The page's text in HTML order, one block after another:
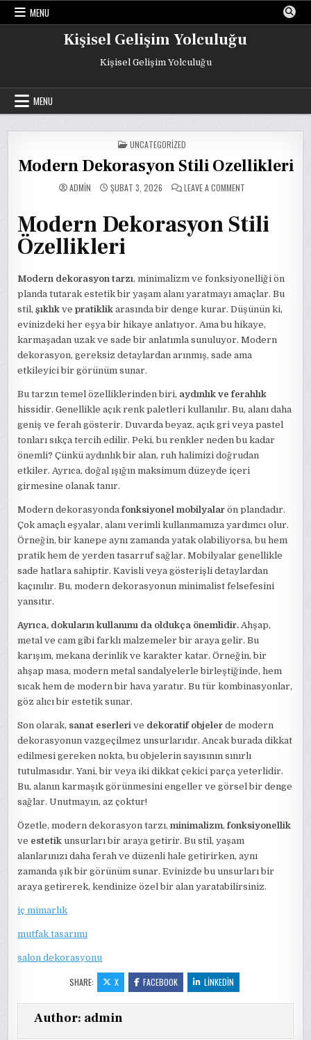
Skip
MENU
Kişisel Gelişim Yolculuğu
Kişisel Gelişim Yolculuğu
MENU
POSTED
IN
UNCATEGORIZED
Modern Dekorasyon Stili Ozellikleri
ADMIN ŞUBAT 3, 2026 LEAVE A COMMENT
OZELLIKLERI
Modern Dekorasyon Stili
Özellikleri
Modern dekorasyon tarzı, minimalizm ve fonksiyonelliği ön
planda tutarak estetik bir yaşam alanı yaratmayı amaçlar. Bu
stil,şıklık vepratiklik arasında bir denge kurar. Düşünün ki,
evinizdeki her eşya bir hikaye anlatıyor. Ama bu hikaye,
karmaşadan uzak ve sade bir anlatımla sunuluyor. Modern
dekorasyon, gereksiz detaylardan arınmış, sade ama
etkileyici bir görünüm sunar.
Bu tarzın temel özelliklerinden biri, aydınlık ve ferahlık
hissidir. Genellikle açık renk paletleri kullanılır. Bu, alanı daha
geniş ve ferah gösterir. Duvarda beyaz, açık gri veya pastel
tonları sıkça tercih edilir. Peki, bu renkler neden bu kadar
önemli? Çünkü aydınlık bir alan, ruh halimizi doğrudan
etkiler. Ayrıca, doğal ışığın maksimum düzeyde içeri
girmesine olanak tanır.
Modern dekorasyondafonksiyonel mobilyalar ön plandadır.
Çok amaçlı eşyalar, alanı verimli kullanmamıza yardımcı olur.
Örneğin, bir kanepe aynı zamanda yatak olabiliyorsa, bu hem
pratik hem de yerden tasarruf sağlar. Mobilyalar genellikle
sade hatlara sahiptir. Kavisli veya gösterişli detaylardan
kaçınılır. Bu, modern dekorasyonun minimalist felsefesini
yansıtır.
Ayrıca, dokuların kullanımı da oldukça önemlidir. Ahşap,
metal ve cam gibi farklı malzemeler bir araya gelir. Bu
karışım, mekana derinlik ve karakter katar. Örneğin, bir
ahşap masa, modern metal sandalyelerle birleştiğinde, hem
sıcak hem de modern bir hava yaratır. Bu tür kombinasyonlar,
göz alıcı bir estetik sunar.
Son olarak, sanat eserleri ve dekoratif objeler de modern
dekorasyonun vazgeçilmez unsurlarıdır. Ancak burada dikkat
edilmesi gereken nokta, bu objelerin sayısının sınırlı
tutulmasıdır. Yani, bir veya iki dikkat çekici parça yeterlidir.
Bu, alanın karmaşık görünmesini engeller ve görsel bir denge
sağlar. Unutmayın, az çoktur!
Özetle, modern dekorasyon tarzı,minimalizm,fonksiyonellik
ve estetik unsurları bir araya getirir. Bu stil, yaşam
alanlarınızı daha ferah ve düzenli hale getirirken, aynı
zamanda şık bir görünüm sunar. Evinizde bu unsurları bir
araya getirerek, kendinize özel bir alan yaratabilirsiniz.
iç mimarlık
mutfak tasarımı
salon dekorasyonu
SHARE: X FACEBOOK LINKEDIN
Author: admin